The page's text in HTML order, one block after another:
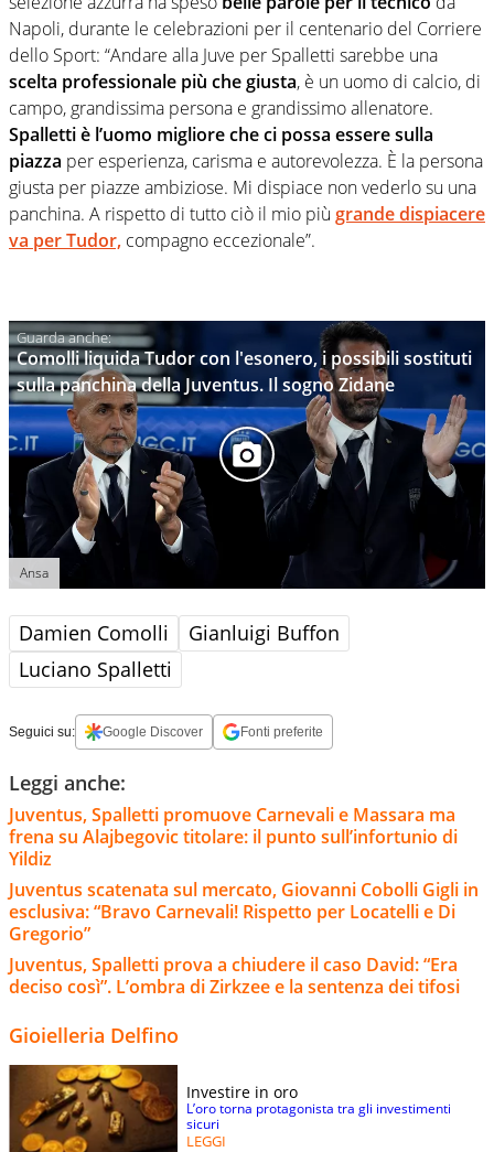
Napoli, durante le celebrazioni per il centenario del Corriere
dello Sport: “Andare alla Juve per Spalletti sarebbe una
scelta professionale più che giusta, è un uomo di calcio, di
campo, grandissima persona e grandissimo allenatore.
Spalletti è l’uomo migliore che ci possa essere sulla
piazza per esperienza, carisma e autorevolezza. È la persona
giusta per piazze ambiziose. Mi dispiace non vederlo su una
panchina. A rispetto di tutto ciò il mio più grande dispiacere
va per Tudor, compagno eccezionale”.
Comolli liquida Tudor con l'esonero, i possibili sostituti
sulla panchina della Juventus. Il sogno Zidane
Ansa
Damien Comolli
Gianluigi Buffon
Luciano Spalletti
Seguici su: Google Discover Fonti preferite
Leggi anche:
Juventus, Spalletti promuove Carnevali e Massara ma
frena su Alajbegovic titolare: il punto sull’infortunio di
Yildiz
Juventus scatenata sul mercato, Giovanni Cobolli Gigli in
esclusiva: “Bravo Carnevali! Rispetto per Locatelli e Di
Gregorio”
Juventus, Spalletti prova a chiudere il caso David: “Era
deciso così”. L’ombra di Zirkzee e la sentenza dei tifosi
Gioielleria Delfino
Investire in oro
L’oro torna protagonista tra gli investimenti
sicuri
LEGGI